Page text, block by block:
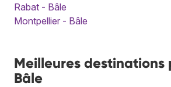
Rabat - Bâle
Montpellier - Bâle
Meilleures destinations
Bâle